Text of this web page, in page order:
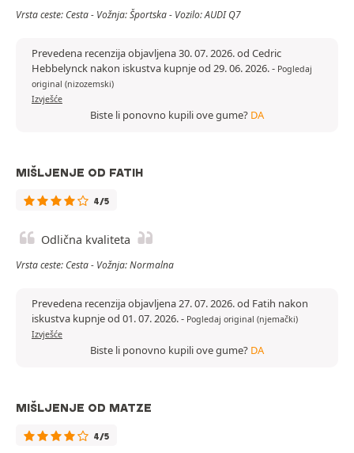
Vrsta ceste: Cesta - Vožnja: Športska - Vozilo: AUDI Q7
Prevedena recenzija objavljena 30. 07. 2026. od Cedric
Hebbelynck nakon iskustva kupnje od 29. 06. 2026.- Pogledaj
original (nizozemski)
Izvješće
Biste li ponovno kupili ove gume? DA
MIŠLJENJE OD FATIH
4/5
Odlična kvaliteta
Vrsta ceste: Cesta - Vožnja: Normalna
Prevedena recenzija objavljena 27. 07. 2026. od Fatih nakon
iskustva kupnje od 01. 07. 2026.- Pogledaj original (njemački)
Izvješće
Biste li ponovno kupili ove gume? DA
MIŠLJENJE OD MATZE
4/5